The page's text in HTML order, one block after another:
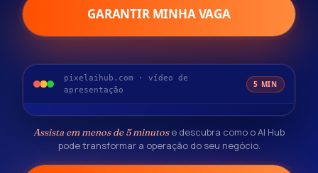
GARANTIR MINHA VAGA
pixelaihub.com · vídeo de
apresentação
5 MIN
Assista em menos de 5 minutose descubra como o AI Hub
pode transformar a operação do seu negócio.